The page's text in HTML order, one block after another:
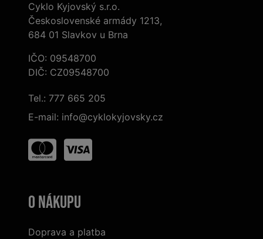
Cyklo Kyjovský s.r.o.
Československé armády 1213,
684 01 Slavkov u Brna
IČO: 09548700
DIČ: CZ09548700
Tel.: 777 665 205
E-mail: info@cyklokyjovsky.cz
O nákupu
Doprava a platba